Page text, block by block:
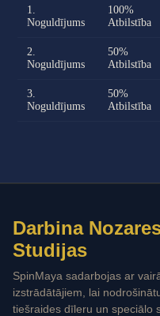
1.
Noguldījums
100%
Atbilstība
2.
Noguldījums
50%
Atbilstība
3.
Noguldījums
50%
Atbilstība
Darbina
Studijas
SpinMaya sadarbojas ar
izstrādātājiem, lai
tiešraides dīleru un speciālo